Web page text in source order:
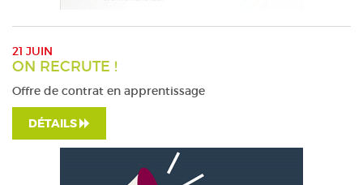
21 JUIN
ON RECRUTE !
Offre de contrat en apprentissage
DÉTAILS